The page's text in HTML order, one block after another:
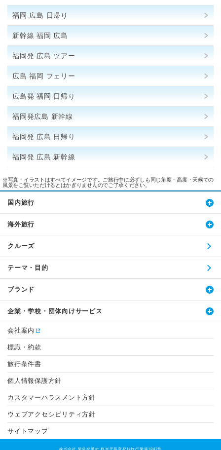
福岡 広島 日帰り
新幹線 福岡 広島
福岡発 広島 ツアー
広島 福岡 フェリー
広島発 福岡 日帰り
福岡発広島 新幹線
福岡発 広島 日帰り
福岡発 広島 新幹線
※写真・イラストはすべてイメージです。ご旅行中に必ずしも同じ角度・高度・天候での
風景をご覧いただけるとはかぎりませんのでご了承ください。
国内旅行
海外旅行
クルーズ
テーマ・目的
ブランド
企業・学校・団体向けサービス
会社案内
標識・約款
旅行条件書
個人情報保護方針
カスタマーハラスメント方針
ウェブアクセシビリティ方針
サイトマップ